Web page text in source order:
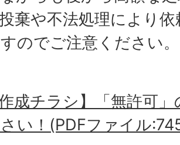
棄や不法処理により
のでご注意ください。
作成チラシ】「無許可
い！(PDFファイル